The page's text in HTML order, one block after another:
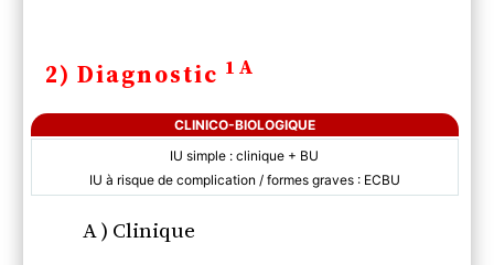
2) Diagnostic 1A
CLINICO-BIOLOGIQUE
IU simple : clinique + BU
IU à risque de complication / formes graves : ECBU
A ) Clinique